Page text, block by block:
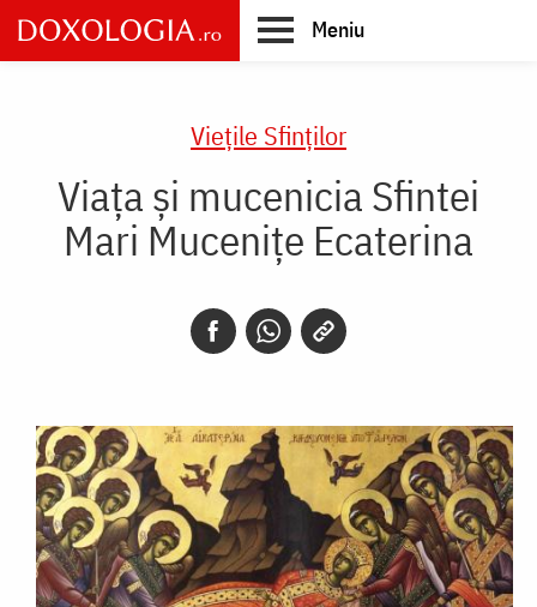
Skip
to
main
Meniu
Vieţile Sfinţilor
Viața și mucenicia Sfintei
Mari Mucenițe Ecaterina